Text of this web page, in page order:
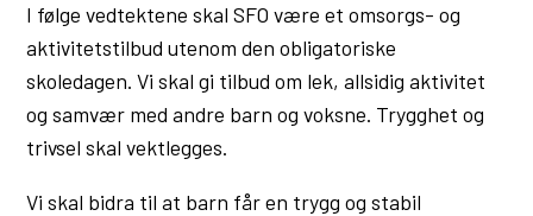
s
k
o
l
e
I følge vedtektene skal SFO være et omsorgs- og
aktivitetstilbud utenom den obligatoriske
skoledagen. Vi skal gi tilbud om lek, allsidig aktivitet
og samvær med andre barn og voksne. Trygghet og
trivsel skal vektlegges.
Vi skal bidra til at barn får en trygg og stabil